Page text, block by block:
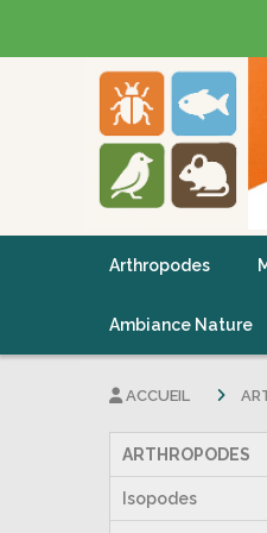
Arthropodes
Ambiance Nature
ARTHROPODES
Isopodes
ACCUEIL